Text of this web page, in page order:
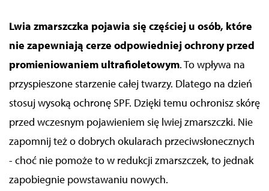
Lwia zmarszczka pojawia się częściej u osób, które
nie zapewniają cerze odpowiedniej ochrony przed
promieniowaniem ultrafioletowym. To wpływa na
przyspieszone starzenie całej twarzy. Dlatego na dzień
stosujwysoką ochronę SPF. Dzięki temu ochronisz skórę
przed wczesnym pojawieniem się lwiej zmarszczki. Nie
zapomnij też o dobrych okularach przeciwsłonecznych
- choć nie pomoże to w redukcji zmarszczek, to jednak
zapobiegnie powstawaniu nowych.